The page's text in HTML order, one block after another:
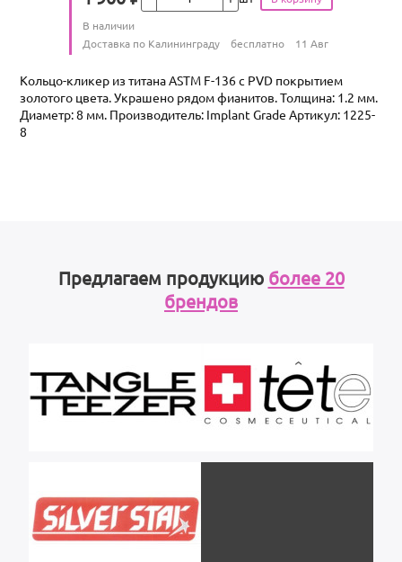
Цена
Количество
В наличии
Условия доставки
Доставка по Калининграду бесплатно 11 Авг
Кольцо-кликер из титана ASTM F-136 с PVD покрытием
золотого цвета. Украшено рядом фианитов. Толщина: 1.2 мм.
Диаметр: 8 мм. Производитель: Implant Grade Артикул: 1225-
8
Предлагаем продукцию более 20
брендов